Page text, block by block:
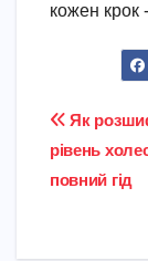
кожен крок
Як
рівень
повний гід